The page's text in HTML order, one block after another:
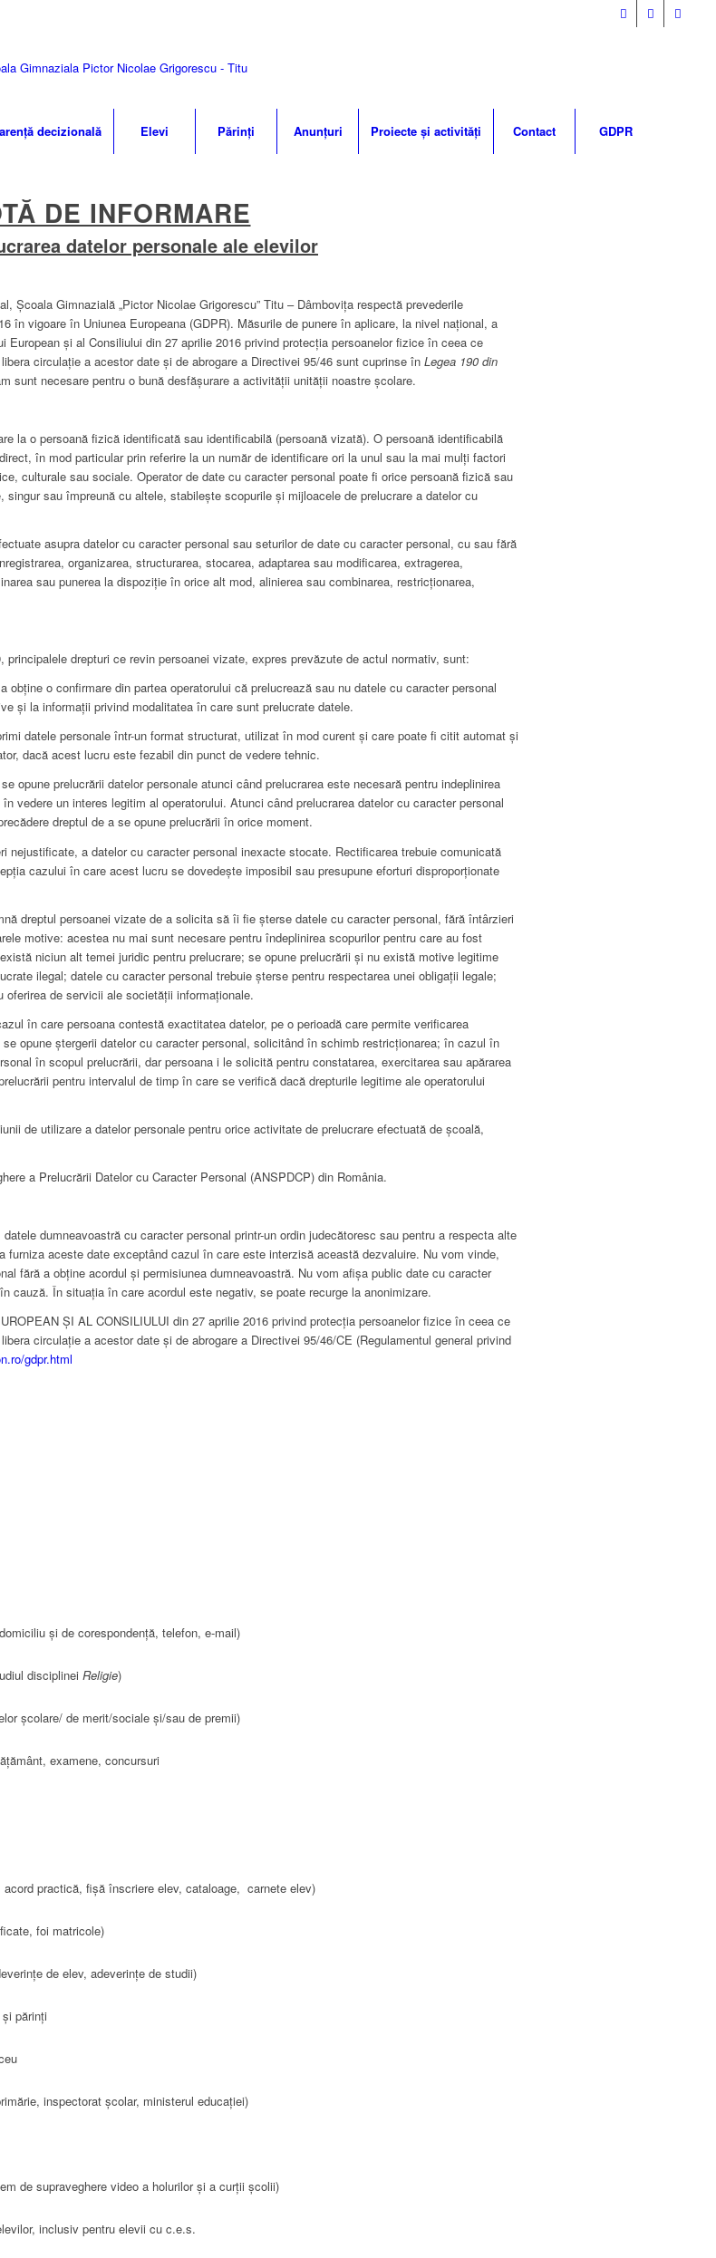
decizională Elevi Părinți Anunțuri Proiecte și activități Contact GDPR
DE INFORMARE
datelor personale ale elevilor
Gimnazială „Pictor Nicolae Grigorescu” Titu – Dâmbovița respectă prevederile
în vigoare în Uniunea Europeana (GDPR). Măsurile de punere în aplicare, la nivel naţional, a
European şi al Consiliului din 27 aprilie 2016 privind protecţia persoanelor fizice în ceea ce
circulaţie a acestor date şi de abrogare a Directivei 95/46 sunt cuprinse în Legea 190 din
sunt necesare pentru o bună desfășurare a activității unității noastre școlare.
persoană fizică identificată sau identificabilă (persoană vizată). O persoană identificabilă
în mod particular prin referire la un număr de identificare ori la unul sau la mai mulţi factori
culturale sau sociale. Operator de date cu caracter personal poate fi orice persoană fizică sau
sau împreună cu altele, stabilește scopurile și mijloacele de prelucrare a datelor cu
asupra datelor cu caracter personal sau seturilor de date cu caracter personal, cu sau fără
organizarea, structurarea, stocarea, adaptarea sau modificarea, extragerea,
sau punerea la dispoziție în orice alt mod, alinierea sau combinarea, restricționarea,
drepturi ce revin persoanei vizate, expres prevăzute de actul normativ, sunt:
o confirmare din partea operatorului că prelucrează sau nu datele cu caracter personal
și la informații privind modalitatea în care sunt prelucrate datele.
datele personale într-un format structurat, utilizat în mod curent și care poate fi citit automat și
dacă acest lucru este fezabil din punct de vedere tehnic.
opune prelucrării datelor personale atunci când prelucrarea este necesară pentru indeplinirea
vedere un interes legitim al operatorului. Atunci când prelucrarea datelor cu caracter personal
dreptul de a se opune prelucrării în orice moment.
nejustificate, a datelor cu caracter personal inexacte stocate. Rectificarea trebuie comunicată
cazului în care acest lucru se dovedește imposibil sau presupune eforturi disproporționate
dreptul persoanei vizate de a solicita să îi fie șterse datele cu caracter personal, fără întârzieri
motive: acestea nu mai sunt necesare pentru îndeplinirea scopurilor pentru care au fost
niciun alt temei juridic pentru prelucrare; se opune prelucrării și nu există motive legitime
ilegal; datele cu caracter personal trebuie șterse pentru respectarea unei obligații legale;
de servicii ale societății informaționale.
în care persoana contestă exactitatea datelor, pe o perioadă care permite verificarea
opune ștergerii datelor cu caracter personal, solicitând în schimb restricționarea; în cazul în
în scopul prelucrării, dar persoana i le solicită pentru constatarea, exercitarea sau apărarea
pentru intervalul de timp în care se verifică dacă drepturile legitime ale operatorului
de utilizare a datelor personale pentru orice activitate de prelucrare efectuată de școală,
a Prelucrării Datelor cu Caracter Personal (ANSPDCP) din România.
cu caracter personal printr-un ordin judecătoresc sau pentru a respecta alte
furniza aceste date exceptând cazul în care este interzisă această dezvaluire. Nu vom vinde,
fără a obține acordul și permisiunea dumneavoastră. Nu vom afișa public date cu caracter
cauză. În situația în care acordul este negativ, se poate recurge la anonimizare.
ȘI AL CONSILIULUI din 27 aprilie 2016 privind protecția persoanelor fizice în ceea ce
circulație a acestor date și de abrogare a Directivei 95/46/CE (Regulamentul general privind
gdpr.html
și de corespondență, telefon, e-mail)
disciplinei Religie)
școlare/ de merit/sociale și/sau de premii)
examene, concursuri
practică, fișă înscriere elev, cataloage, carnete elev)
foi matricole)
de elev, adeverințe de studii)
părinți
inspectorat școlar, ministerul educației)
de supraveghere video a holurilor și a curții școlii)
inclusiv pentru elevii cu c.e.s.